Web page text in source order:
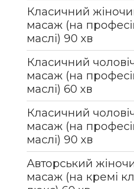
Класичний
масаж (на
маслі) 90 хв
Класичний
масаж (на
маслі) 60 хв
Класичний
масаж (на
маслі) 90 хв
Авторський
масаж (на кремі